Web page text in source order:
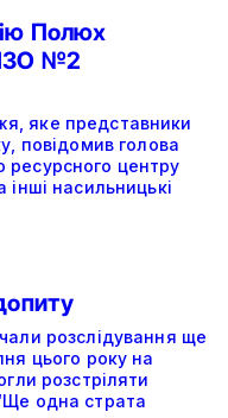
Полюх
№2
яке представники
повідомив голова
ресурсного центру
насильницькі
розслідування ще
цього року на
розстріляти
одна страта